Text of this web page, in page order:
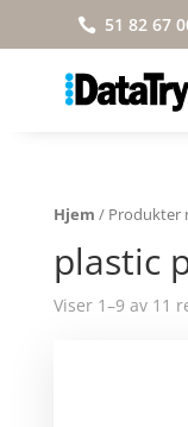
 51 82 67
Hjem / Produkter
plastic
Viser 1–9 av 11